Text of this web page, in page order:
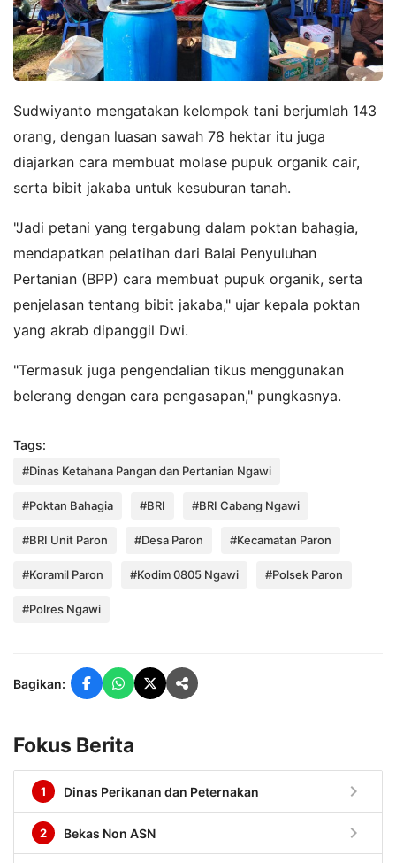
Sudwiyanto mengatakan kelompok tani berjumlah 143
orang, dengan luasan sawah 78 hektar itu juga
diajarkan cara membuat molase pupuk organik cair,
serta bibit jakaba untuk kesuburan tanah.
"Jadi petani yang tergabung dalam poktan bahagia,
mendapatkan pelatihan dari Balai Penyuluhan
Pertanian (BPP) cara membuat pupuk organik, serta
penjelasan tentang bibit jakaba," ujar kepala poktan
yang akrab dipanggil Dwi.
"Termasuk juga pengendalian tikus menggunakan
belerang dengan cara pengasapan," pungkasnya.
Tags:
#Dinas Ketahana Pangan dan Pertanian Ngawi
#Poktan Bahagia #BRI #BRI Cabang Ngawi
#BRI Unit Paron #Desa Paron #Kecamatan Paron
#Koramil Paron #Kodim 0805 Ngawi #Polsek Paron
#Polres Ngawi
Bagikan:
Fokus Berita
1 Dinas Perikanan dan Peternakan chevron_right
2 Bekas Non ASN chevron_right